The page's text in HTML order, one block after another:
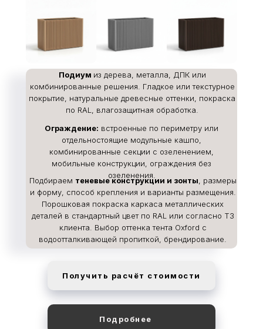
Подиум из дерева, металла, ДПК или
комбинированные решения. Гладкое или текстурное
покрытие, натуральные древесные оттенки, покраска
по RAL, влагозащитная обработка.
Ограждение: встроенные по периметру или
отдельностоящие модульные кашпо,
комбинированные секции с озеленением,
мобильные конструкции, ограждения без
озеленения.
Подбираем теневые конструкции и зонты , размеры
и форму, способ крепления и варианты размещения.
Порошковая покраска каркаса металлических
деталей в стандартный цвет по RAL или согласно ТЗ
клиента. Выбор оттенка тента Oxford с
водоотталкивающей пропиткой, брендирование.
Получить расчёт стоимости
Подробнее